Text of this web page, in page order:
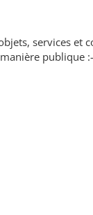
services et
publique